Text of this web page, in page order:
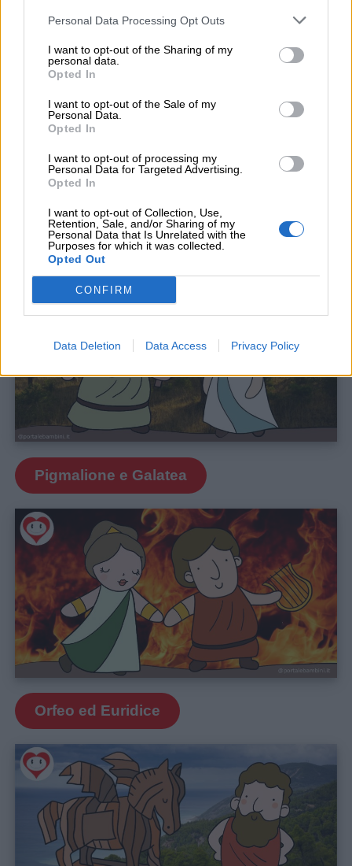
Personal Data Processing Opt Outs
I want to opt-out of the Sharing of my
personal data.
Opted In
I want to opt-out of the Sale of my
Personal Data.
Opted In
I want to opt-out of processing my
Personal Data for Targeted Advertising.
Opted In
I want to opt-out of Collection, Use,
Retention, Sale, and/or Sharing of my
Personal Data that Is Unrelated with the
Purposes for which it was collected.
Opted Out
CONFIRM
Data Deletion Data Access Privacy Policy
La storia di Re Mida
Pigmalione e Galatea
Orfeo ed Euridice